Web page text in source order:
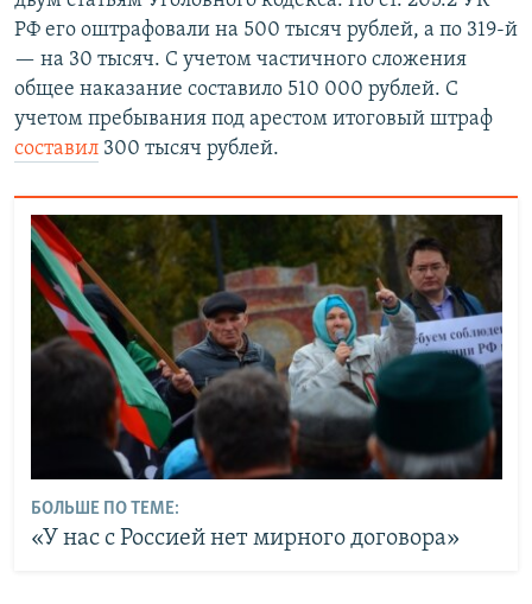
РФ его оштрафовали на 500 тысяч рублей, а по 319-й
— на 30 тысяч. С учетом частичного сложения
общее наказание составило 510 000 рублей. С
учетом пребывания под арестом итоговый штраф
составил 300 тысяч рублей.
БОЛЬШЕ ПО ТЕМЕ:
«У нас с Россией нет мирного договора»